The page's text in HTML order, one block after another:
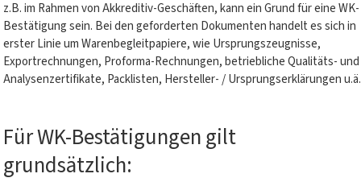
z.B. im Rahmen von Akkreditiv-Geschäften, kann ein Grund für eine WK-
Bestätigung sein. Bei den geforderten Dokumenten handelt es sich in
erster Linie um Warenbegleitpapiere, wie Ursprungszeugnisse,
Exportrechnungen, Proforma-Rechnungen, betriebliche Qualitäts- und
Analysenzertifikate, Packlisten, Hersteller- / Ursprungserklärungen u.ä.
Für WK-Bestätigungen gilt
grundsätzlich: